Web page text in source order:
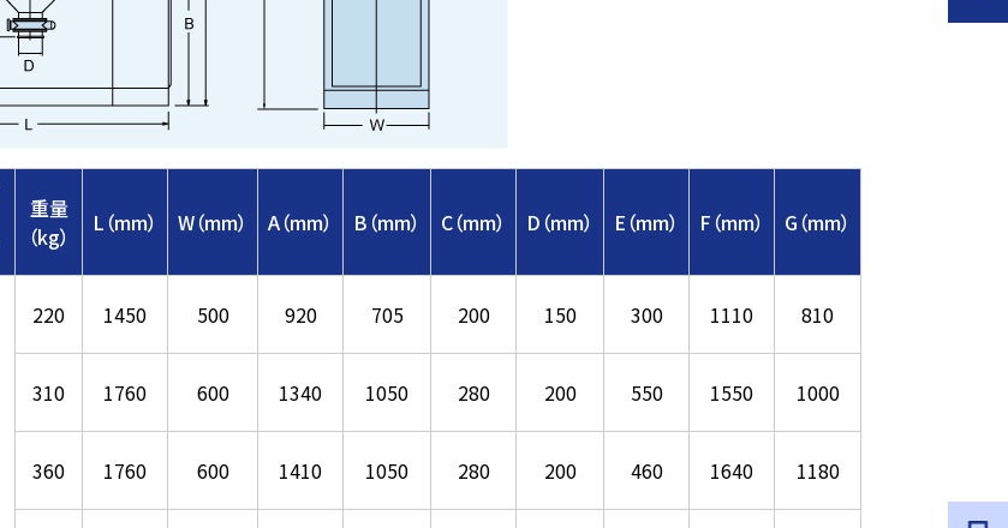
重量
（kg）
L（mm） W（mm） A（mm） B（mm） C（mm） D（mm） E（mm） F（mm） G（mm）
220 1450 500 920 705 200 150 300 1110 810
310 1760 600 1340 1050 280 200 550 1550 1000
360 1760 600 1410 1050 280 200 460 1640 1180